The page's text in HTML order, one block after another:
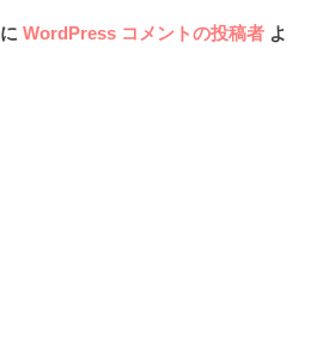
にWordPress コメントの投稿者 よ